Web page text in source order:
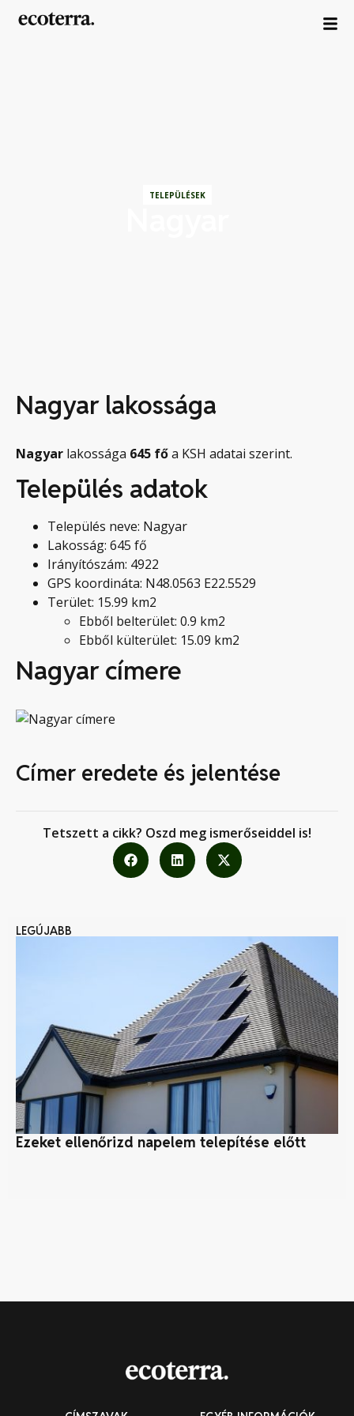
TELEPÜLÉSEK
Nagyar lakossága
Nagyar lakossága 645 főa KSH adatai szerint.
Település adatok
Település neve: Nagyar
Lakosság: 645 fő
Irányítószám: 4922
GPS koordináta: N48.0563 E22.5529
Terület: 15.99 km2
Ebből belterület: 0.9 km2
Ebből külterület: 15.09 km2
Nagyar címere
Címer eredete és jelentése
Tetszett a cikk? Oszd meg ismerőseiddel is!
LEGÚJABB
Ezeket ellenőrizd napelem telepítése előtt